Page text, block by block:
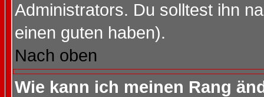
Administrators. Du solltest ihn
einen guten haben).
Nach oben
Wie kann ich meinen Rang